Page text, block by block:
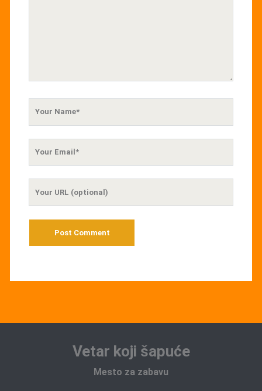
Vetar koji šapuće
Mesto za zabavu